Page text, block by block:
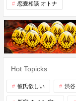
恋愛相談 オトナ
Hot Topicks
彼氏欲しい 渋